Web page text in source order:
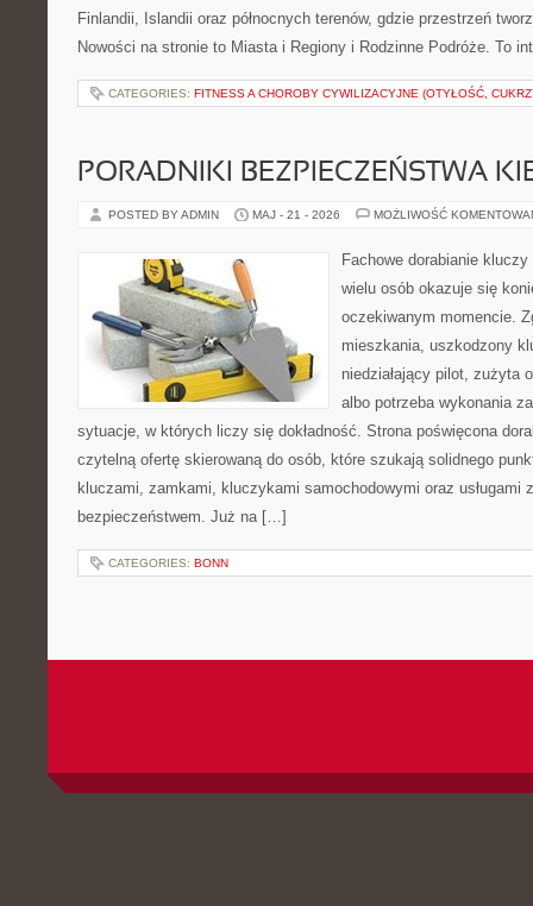
Finlandii, Islandii oraz północnych terenów, gdzie przestrzeń
Nowości na stronie to Miasta i Regiony i Rodzinne Podróże. To
CATEGORIES: FITNESS A CHOROBY CYWILIZACYJNE (OTYŁOŚĆ,
PORADNIKI BEZPIECZEŃSTWA
POSTED BY ADMIN MAJ - 21 - 2026 MOŻLIWOŚĆ
Fachowe dorabianie
wielu osób okazuje się
oczekiwanym momencie.
mieszkania, uszkodzony
niedziałający pilot, zużyta
albo potrzeba wykonania
sytuacje, w których liczy się dokładność. Strona poświęcona
czytelną ofertę skierowaną do osób, które szukają solidnego
kluczami, zamkami, kluczykami samochodowymi oraz usługami
bezpieczeństwem. Już na […]
CATEGORIES: BONN